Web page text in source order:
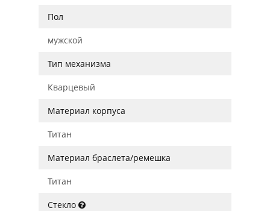
Пол
мужской
Тип механизма
Кварцевый
Материал корпуса
Титан
Материал браслета/ремешка
Титан
Стекло